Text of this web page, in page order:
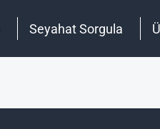
Seyahat Sorgula